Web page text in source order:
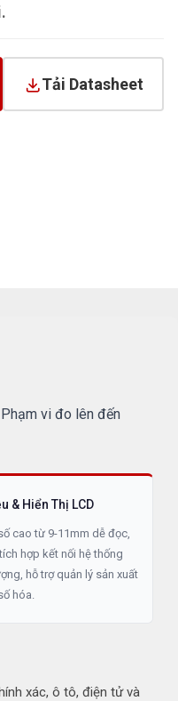
Tải Datasheet
vi đo lên đến
& Hiển Thị LCD
cao từ 9-11mm dễ đọc,
hợp kết nối hệ thống
hỗ trợ quản lý sản xuất
hóa.
xác, ô tô, điện tử và